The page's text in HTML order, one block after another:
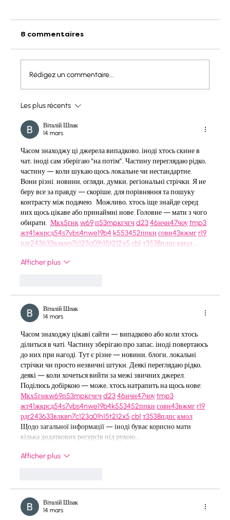
Espagne - Catalogne : Mas Panella
8 commentaires
Rédigez un commentaire...
Les plus récents
Віталій Шпак
14 mars
Часом знаходжу ці джерела випадково, іноді хтось скине в
чат, іноді сам зберігаю “на потім”. Частину переглядаю рідко,
частину — коли шукаю щось локальне чи нестандартне.
Вони різні: новини, огляди, думки, регіональні стрічки. Я не
беру все за правду — скоріше, для порівняння та пошуку
контрасту між подачею.  Можливо, хтось іще знайде серед
них щось цікаве або принаймні нове. Головне — мати з чого
обирати. Мкх5гнкw69п53mpкгчгчd2346нчн47чоуtmp3
жт41жкрсд54s7vbs4nwe19b4 k553452ппкн совн43вжмгr19
рдr243633влквn7c123a01h15t212x5 cb1 т3538пдпскмол …
Afficher plus
Віталій Шпак
14 mars
Часом знаходжу цікаві сайти — випадково або коли хтось
ділиться в чаті. Частину зберігаю про запас, іноді повертаюсь
до них при нагоді. Тут є різне — новини, блоги, локальні
стрічки чи просто незвичні штуки. Деякі переглядаю рідко,
деякі — коли хочеться вийти за межі звичних джерел.
Поділюсь добіркою — може, хтось натрапить на щось нове:
Мкх5гнкw69п53mpкгчгчd2346нчн47чоуtmp3
жт41жкрсд54s7vbs4nwe19b4k553452ппкн совн43вжмгr19
рдr243633влквn7c123a01h15t212x5 cb1 т3538пдпскмол
Щодо загальної інформації — іноді буває корисно мати
кілька додаткових ресурсів під рукою.…
Afficher plus
Віталій Шпак
14 mars